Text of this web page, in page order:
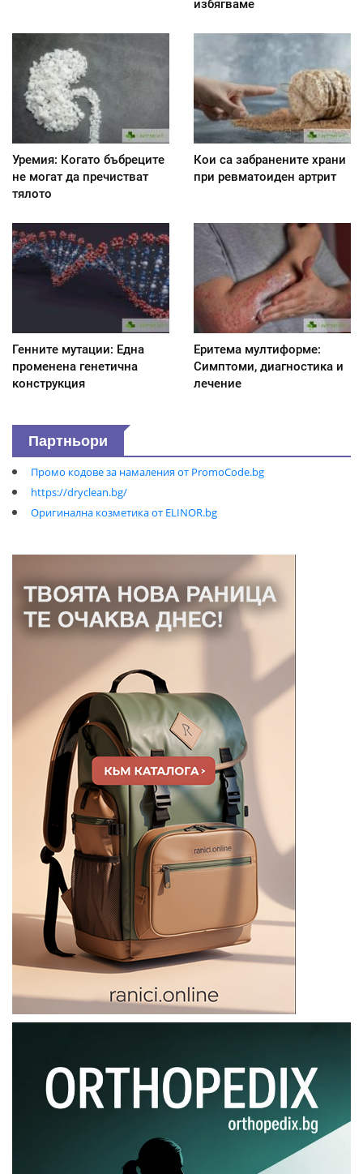
избягваме
Уремия: Когато бъбреците
не могат да пречистват
тялото
Кои са забранените храни
при ревматоиден артрит
Генните мутации: Една
променена генетична
конструкция
Еритема мултиформе:
Симптоми, диагностика и
лечение
Партньори
Промо кодове за намаления от PromoCode.bg
https://dryclean.bg/
Оригинална козметика от ELINOR.bg